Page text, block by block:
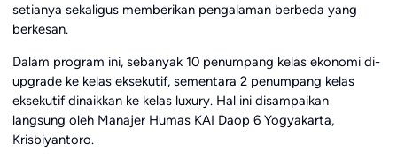
setianya sekaligus memberikan pengalaman berbeda yang
berkesan.
Dalam program ini, sebanyak 10 penumpang kelas ekonomi di-
upgrade ke kelas eksekutif, sementara 2 penumpang kelas
eksekutif dinaikkan ke kelas luxury. Hal ini disampaikan
langsung oleh Manajer Humas KAI Daop 6 Yogyakarta,
Krisbiyantoro.